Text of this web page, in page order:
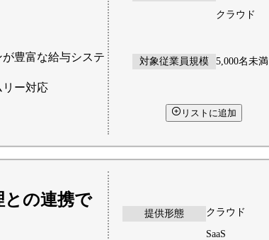
豊富な給与システ
リー対応
クラウド
対象従業員規模 5,000名未満
リストに追加
との連携で
提供形態 クラウド
SaaS